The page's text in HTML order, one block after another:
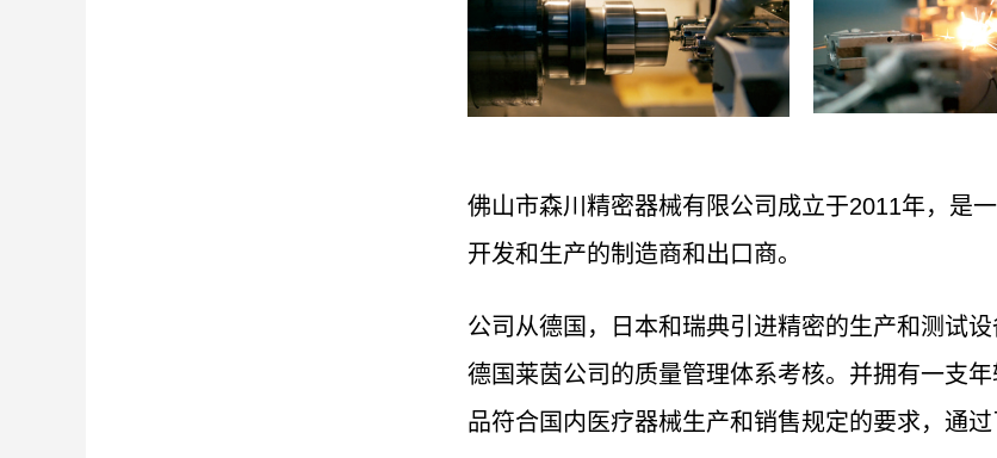
佛山市森川精密器械有限公司成立于2011年，是
开发和生产的制造商和出口商。
公司从德国，日本和瑞典引进精密的生产和测试
德国莱茵公司的质量管理体系考核。并拥有一支
品符合国内医疗器械生产和销售规定的要求，通过